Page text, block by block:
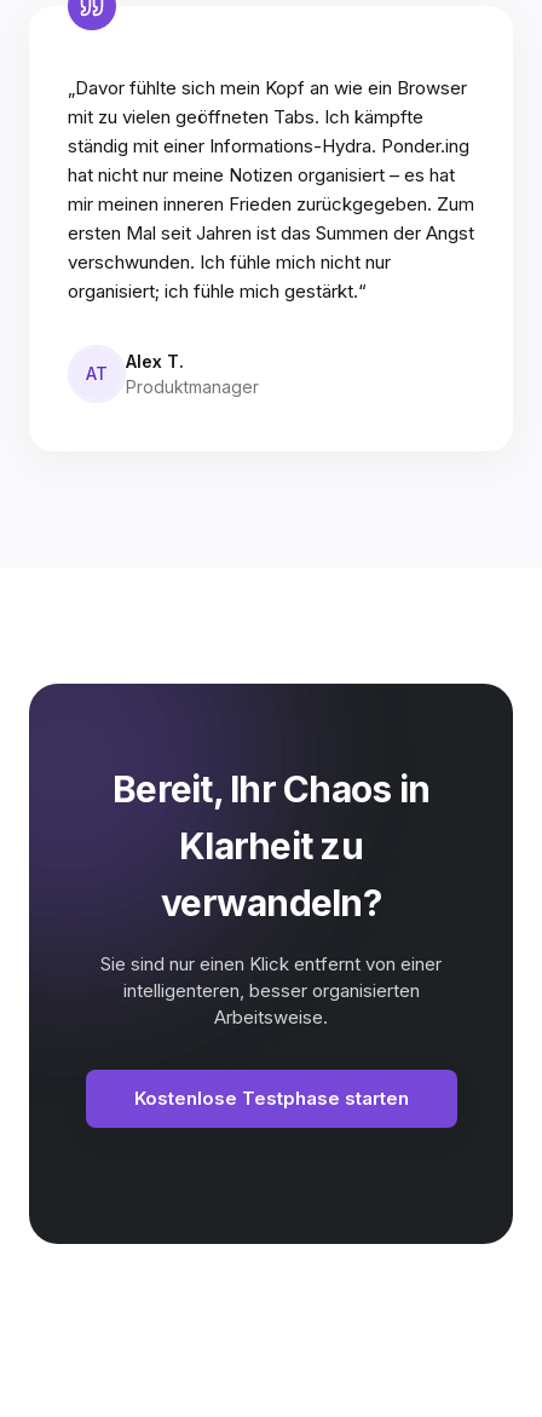
„Davor fühlte sich mein Kopf an wie ein Browser
mit zu vielen geöffneten Tabs. Ich kämpfte
ständig mit einer Informations-Hydra. Ponder.ing
hat nicht nur meine Notizen organisiert – es hat
mir meinen inneren Frieden zurückgegeben. Zum
ersten Mal seit Jahren ist das Summen der Angst
verschwunden. Ich fühle mich nicht nur
organisiert; ich fühle mich gestärkt.“
AT
Alex T.
Produktmanager
Bereit, Ihr Chaos in
Klarheit zu
verwandeln?
Sie sind nur einen Klick entfernt von einer
intelligenteren, besser organisierten
Arbeitsweise.
Kostenlose Testphase starten